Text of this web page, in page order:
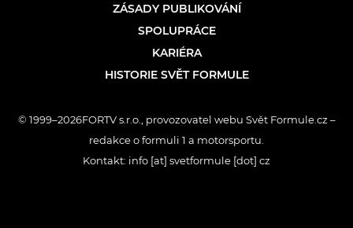
ZÁSADY PUBLIKOVÁNÍ
SPOLUPRÁCE
KARIÉRA
HISTORIE SVĚT FORMULE
© 1999–2026FORTV s.r.o., provozovatel webu Svět Formule.cz –
redakce o formuli 1 a motorsportu.
Kontakt: info [at] svetformule [dot] cz